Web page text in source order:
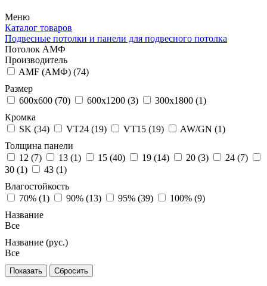
Меню
Каталог товаров
Подвесные потолки и панели для подвесного потолка
Потолок АМФ
Производитель
AMF (АМФ) (74)
Размер
600x600 (70) 600x1200 (3) 300x1800 (1)
Кромка
SK (34) VT24 (19) VT15 (19) AW/GN (1)
Толщина панели
12 (7) 13 (1) 15 (40) 19 (14) 20 (3) 24 (7)
30 (1) 43 (1)
Влагостойкость
70% (1) 90% (13) 95% (39) 100% (9)
Название
Все
Название (рус.)
Все